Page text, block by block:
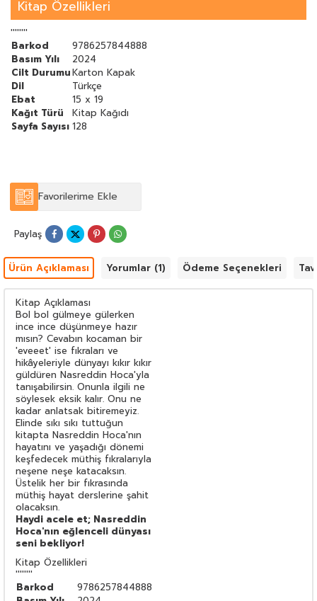
Kitap Özellikleri
''''''''
Barkod
9786257844888
Basım Yılı
2024
Cilt DurumuKarton Kapak
Dil
Türkçe
Ebat
15 x 19
Kağıt Türü
Kitap Kağıdı
Sayfa Sayısı 128
Favorilerime Ekle
Paylaş
Ürün Açıklaması Yorumlar (1) Ödeme Seçenekleri
Kitap Açıklaması
Bol bol gülmeye gülerken
ince ince düşünmeye hazır
mısın? Cevabın kocaman bir
'eveeet' ise fıkraları ve
hikâyeleriyle dünyayı kıkır kıkır
güldüren Nasreddin Hoca'yla
tanışabilirsin. Onunla ilgili ne
söylesek eksik kalır. Onu ne
kadar anlatsak bitiremeyiz.
Elinde sıkı sıkı tuttuğun
kitapta Nasreddin Hoca'nın
hayatını ve yaşadığı dönemi
keşfedecek müthiş fıkralarıyla
neşene neşe katacaksın.
Üstelik her bir fıkrasında
müthiş hayat derslerine şahit
olacaksın.
Haydi acele et; Nasreddin
Hoca'nın eğlenceli dünyası
seni bekliyor!
Kitap Özellikleri
''''''''
Barkod
9786257844888